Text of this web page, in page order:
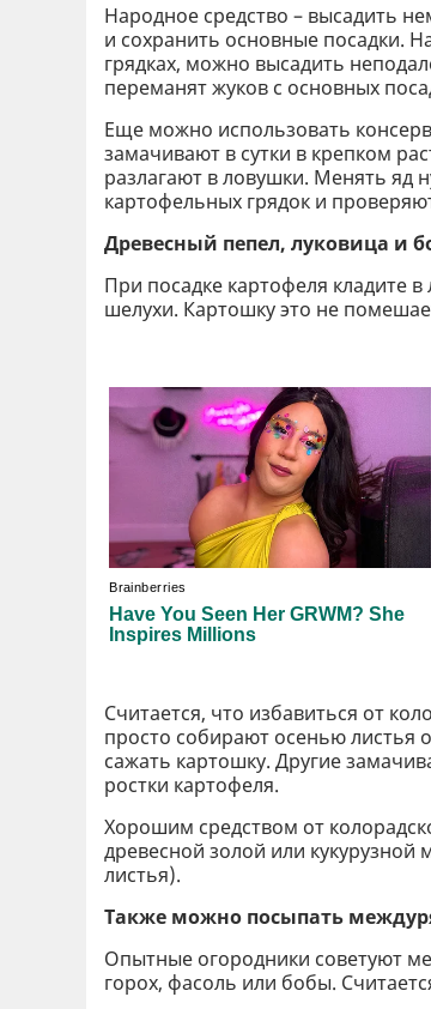
Народное средство – высадить
и сохранить основные посадки.
грядках, можно высадить
переманят жуков с основных
Еще можно использовать
замачивают в сутки в крепком
разлагают в ловушки. Менять яд
картофельных грядок и
Древесный пепел, луковица и
При посадке картофеля кладите
шелухи. Картошку это не
Считается, что избавиться от
просто собирают осенью листья
сажать картошку. Другие
ростки картофеля.
Хорошим средством от
древесной золой или
листья).
Также можно посыпать
Опытные огородники советуют
горох, фасоль или бобы.